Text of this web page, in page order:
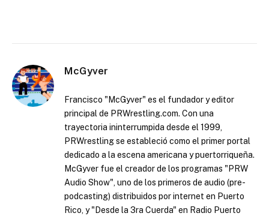
McGyver
Francisco "McGyver" es el fundador y editor
principal de PRWrestling.com. Con una
trayectoria ininterrumpida desde el 1999,
PRWrestling se estableció como el primer portal
dedicado a la escena americana y puertorriqueña.
McGyver fue el creador de los programas "PRW
Audio Show", uno de los primeros de audio (pre-
podcasting) distribuidos por internet en Puerto
Rico, y "Desde la 3ra Cuerda" en Radio Puerto